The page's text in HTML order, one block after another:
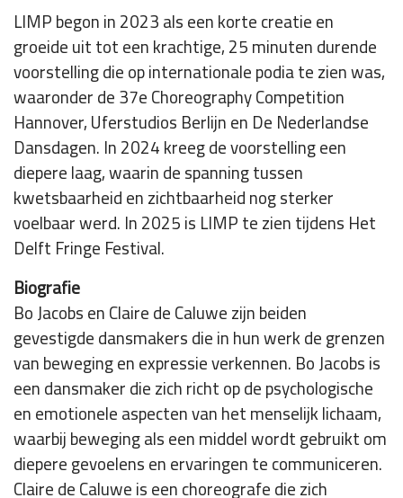
LIMP begon in 2023 als een korte creatie en
groeide uit tot een krachtige, 25 minuten durende
voorstelling die op internationale podia te zien was,
waaronder de 37e Choreography Competition
Hannover, Uferstudios Berlijn en De Nederlandse
Dansdagen. In 2024 kreeg de voorstelling een
diepere laag, waarin de spanning tussen
kwetsbaarheid en zichtbaarheid nog sterker
voelbaar werd. In 2025 is LIMP te zien tijdens Het
Delft Fringe Festival.
Biografie
Bo Jacobs en Claire de Caluwe zijn beiden
gevestigde dansmakers die in hun werk de grenzen
van beweging en expressie verkennen. Bo Jacobs is
een dansmaker die zich richt op de psychologische
en emotionele aspecten van het menselijk lichaam,
waarbij beweging als een middel wordt gebruikt om
diepere gevoelens en ervaringen te communiceren.
Claire de Caluwe is een choreografe die zich